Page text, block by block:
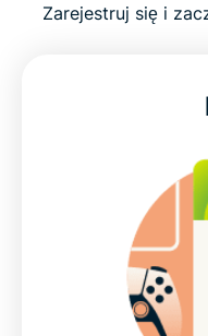
Ciesz się
ulubionych gier
Chroń swoje dane i
Zarejestruj się i